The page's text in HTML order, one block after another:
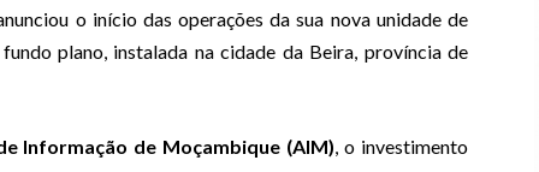
o início das operações da sua nova unidade de
plano, instalada na cidade da Beira, província de
Informação de Moçambique (AIM), o investimento